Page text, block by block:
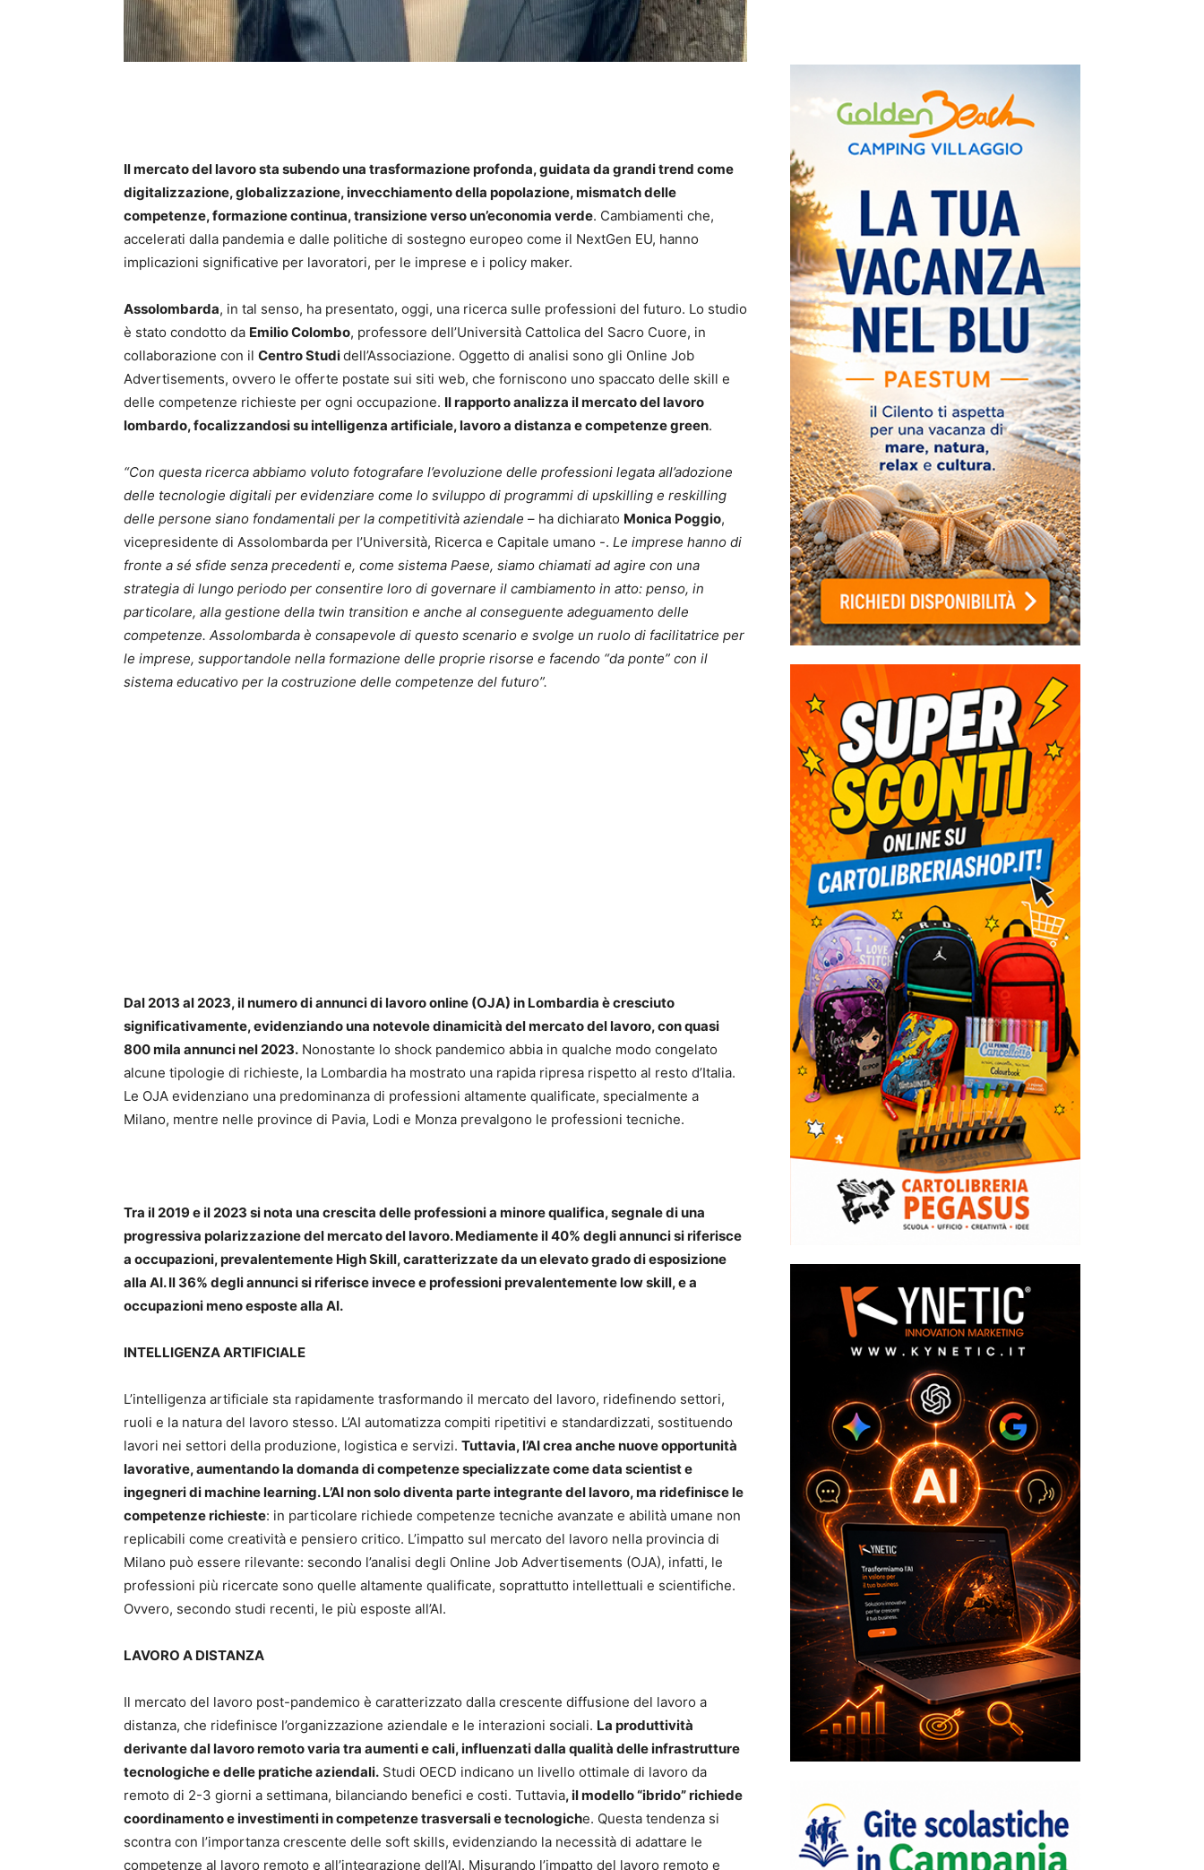
Il mercato del lavoro sta subendo una trasformazione profonda, guidata da grandi trend come
digitalizzazione, globalizzazione, invecchiamento della popolazione, mismatch delle
competenze, formazione continua, transizione verso un’economia verde. Cambiamenti che,
accelerati dalla pandemia e dalle politiche di sostegno europeo come il NextGen EU, hanno
implicazioni significative per lavoratori, per le imprese e i policy maker.
Assolombarda, in tal senso, ha presentato, oggi, una ricerca sulle professioni del futuro. Lo studio
è stato condotto da Emilio Colombo, professore dell’Università Cattolica del Sacro Cuore, in
collaborazione con il Centro Studidell’Associazione. Oggetto di analisi sono gli Online Job
Advertisements, ovvero le offerte postate sui siti web, che forniscono uno spaccato delle skill e
delle competenze richieste per ogni occupazione. Il rapporto analizza il mercato del lavoro
lombardo, focalizzandosi su intelligenza artificiale, lavoro a distanza e competenze green.
“Con questa ricerca abbiamo voluto fotografare l’evoluzione delle professioni legata all’adozione
delle tecnologie digitali per evidenziare come lo sviluppo di programmi di upskilling e reskilling
delle persone siano fondamentali per la competitività aziendale – ha dichiarato Monica Poggio,
vicepresidente di Assolombarda per l’Università, Ricerca e Capitale umano -. Le imprese hanno di
fronte a sé sfide senza precedenti e, come sistema Paese, siamo chiamati ad agire con una
strategia di lungo periodo per consentire loro di governare il cambiamento in atto: penso, in
particolare, alla gestione della twin transition e anche al conseguente adeguamento delle
competenze. Assolombarda è consapevole di questo scenario e svolge un ruolo di facilitatrice per
le imprese, supportandole nella formazione delle proprie risorse e facendo “da ponte” con il
sistema educativo per la costruzione delle competenze del futuro”.
Dal 2013 al 2023, il numero di annunci di lavoro online (OJA) in Lombardia è cresciuto
significativamente, evidenziando una notevole dinamicità del mercato del lavoro, con quasi
800 mila annunci nel 2023. Nonostante lo shock pandemico abbia in qualche modo congelato
alcune tipologie di richieste, la Lombardia ha mostrato una rapida ripresa rispetto al resto d’Italia.
Le OJA evidenziano una predominanza di professioni altamente qualificate, specialmente a
Milano, mentre nelle province di Pavia, Lodi e Monza prevalgono le professioni tecniche.
Tra il 2019 e il 2023 si nota una crescita delle professioni a minore qualifica, segnale di una
progressiva polarizzazione del mercato del lavoro. Mediamente il 40% degli annunci si riferisce
a occupazioni, prevalentemente High Skill, caratterizzate da un elevato grado di esposizione
alla AI. Il 36% degli annunci si riferisce invece e professioni prevalentemente low skill, e a
occupazioni meno esposte alla AI.
INTELLIGENZA ARTIFICIALE
L’intelligenza artificiale sta rapidamente trasformando il mercato del lavoro, ridefinendo settori,
ruoli e la natura del lavoro stesso. L’AI automatizza compiti ripetitivi e standardizzati, sostituendo
lavori nei settori della produzione, logistica e servizi. Tuttavia, l’AI crea anche nuove opportunità
lavorative, aumentando la domanda di competenze specializzate come data scientist e
ingegneri di machine learning. L’AI non solo diventa parte integrante del lavoro, ma ridefinisce le
competenze richieste: in particolare richiede competenze tecniche avanzate e abilità umane non
replicabili come creatività e pensiero critico. L’impatto sul mercato del lavoro nella provincia di
Milano può essere rilevante: secondo l’analisi degli Online Job Advertisements (OJA), infatti, le
professioni più ricercate sono quelle altamente qualificate, soprattutto intellettuali e scientifiche.
Ovvero, secondo studi recenti, le più esposte all’AI.
LAVORO A DISTANZA
Il mercato del lavoro post-pandemico è caratterizzato dalla crescente diffusione del lavoro a
distanza, che ridefinisce l’organizzazione aziendale e le interazioni sociali. La produttività
derivante dal lavoro remoto varia tra aumenti e cali, influenzati dalla qualità delle infrastrutture
tecnologiche e delle pratiche aziendali. Studi OECD indicano un livello ottimale di lavoro da
remoto di 2-3 giorni a settimana, bilanciando benefici e costi. Tuttavia, il modello “ibrido” richiede
coordinamento e investimenti in competenze trasversali e tecnologiche. Questa tendenza si
scontra con l’importanza crescente delle soft skills, evidenziando la necessità di adattare le
competenze al lavoro remoto e all’integrazione dell’AI. Misurando l’impatto del lavoro remoto e